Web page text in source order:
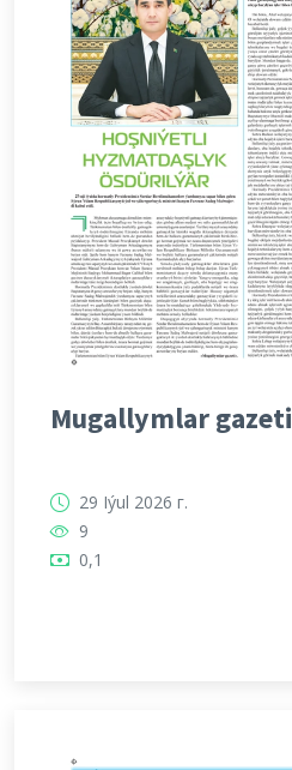
Mugallymlar gazeti
29 Iýul 2026 г.
9
0,1